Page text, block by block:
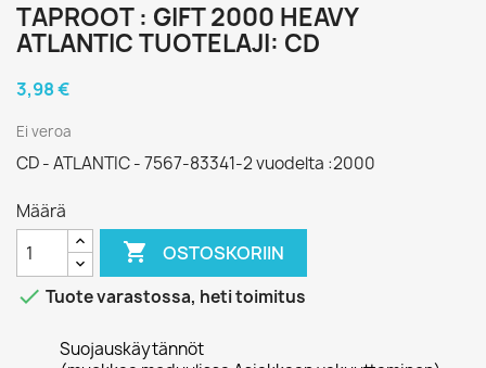
TAPROOT : GIFT 2000 HEAVY
ATLANTIC TUOTELAJI: CD
3,98 €
Ei veroa
CD - ATLANTIC - 7567-83341-2 vuodelta :2000
Määrä
 OSTOSKORIIN
 Tuote varastossa, heti toimitus
Suojauskäytännöt